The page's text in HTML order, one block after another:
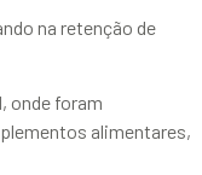
na retenção de
onde foram
alimentares,